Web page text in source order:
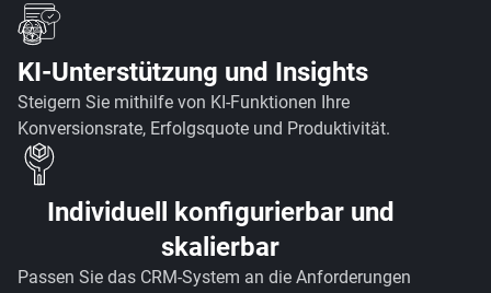
KI-Unterstützung und Insights
Steigern Sie mithilfe von KI-Funktionen Ihre
Konversionsrate, Erfolgsquote und Produktivität.
Individuell konfigurierbar und
skalierbar
Passen Sie das CRM-System an die Anforderungen